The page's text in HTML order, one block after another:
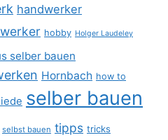
handwerker
hobby Holger Laudeley
selber bauen
Hornbach how to
selber bauen
selbst bauen tipps tricks